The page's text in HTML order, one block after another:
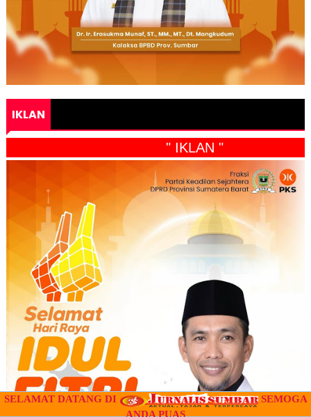
IKLAN
" IKLAN "
SELAMAT DATANG DI
SEMOGA
ANDA PUAS